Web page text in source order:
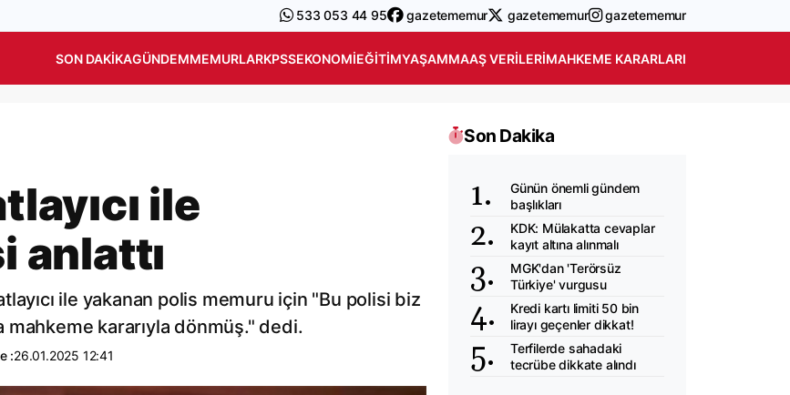
533 053 44 95 gazetememur gazetememur gazetememur
SON DAKIKAGÜNDEMMEMURLARKPSSEKONOMIEĞITIMYAŞAMMAAŞ VERILERIMAHKEME KARARLARI
ile
anlattı
ile yakanan polis memuru için "Bu polisi biz
kararıyla dönmüş." dedi.
:26.01.2025 12:41
Son Dakika
Günün önemli gündem
başlıkları
KDK: Mülakatta cevaplar
kayıt altına alınmalı
MGK'dan 'Terörsüz
Türkiye' vurgusu
Kredi kartı limiti 50 bin
lirayı geçenler dikkat!
Terfilerde sahadaki
tecrübe dikkate alındı